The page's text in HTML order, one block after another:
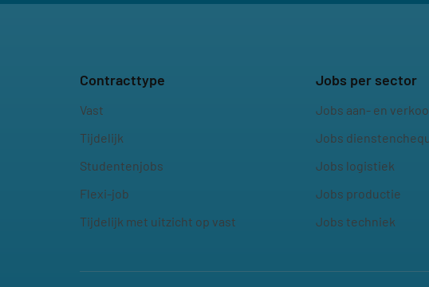
Contracttype
Vast
Tijdelijk
Studentenjobs
Flexi-job
Tijdelijk met uitzicht op vast
Jobs per sector
Jobs aan- en
Jobs
Jobs logistiek
Jobs productie
Jobs techniek